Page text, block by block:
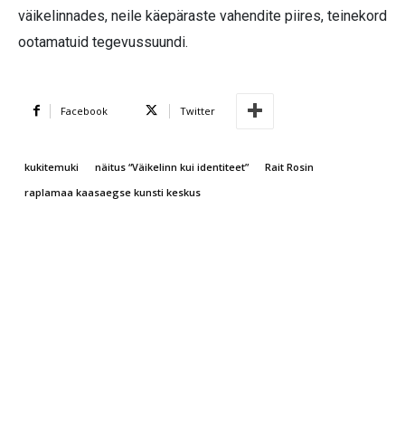
väikelinnades, neile käepäraste vahendite piires, teinekord
ootamatuid tegevussuundi.
Facebook Twitter
kukitemuki näitus “Väikelinn kui identiteet”
Rait Rosin
raplamaa kaasaegse kunsti keskus